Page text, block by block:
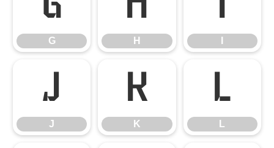
G H
J
J
K
K
L
L